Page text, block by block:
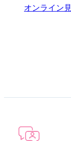
オンライン